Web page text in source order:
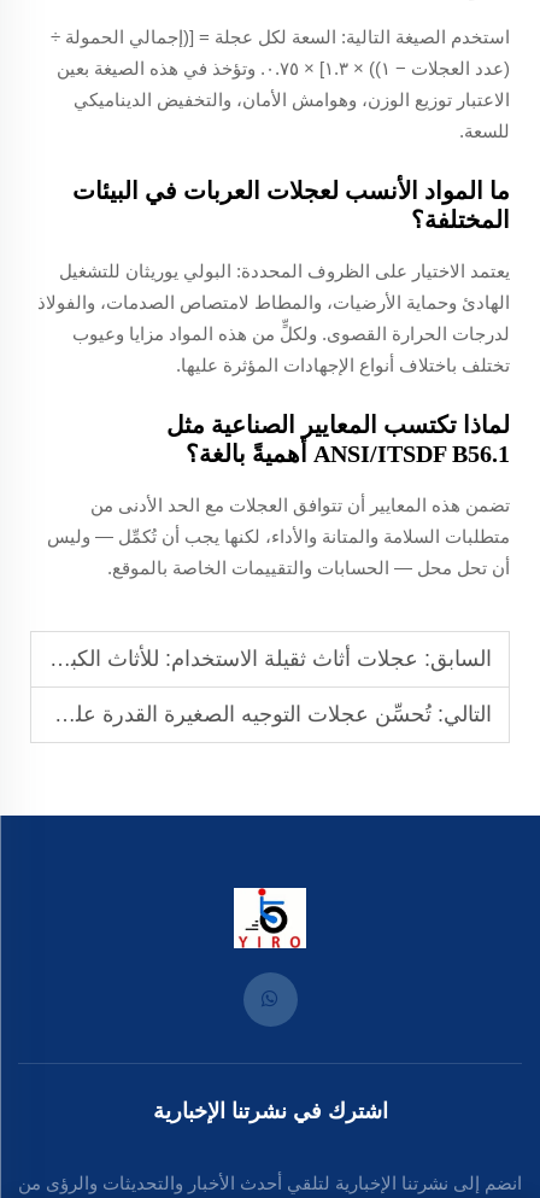
استخدم الصيغة التالية: السعة لكل عجلة = [(إجمالي الحمولة ÷
(عدد العجلات − ١)) × ١.٣] × ٠.٧٥. وتؤخذ في هذه الصيغة بعين
الاعتبار توزيع الوزن، وهوامش الأمان، والتخفيض الديناميكي
للسعة.
ما المواد الأنسب لعجلات العربات في البيئات
المختلفة؟
يعتمد الاختيار على الظروف المحددة: البولي يوريثان للتشغيل
الهادئ وحماية الأرضيات، والمطاط لامتصاص الصدمات، والفولاذ
لدرجات الحرارة القصوى. ولكلٍّ من هذه المواد مزايا وعيوب
تختلف باختلاف أنواع الإجهادات المؤثرة عليها.
لماذا تكتسب المعايير الصناعية مثل
ANSI/ITSDF B56.1 أهميةً بالغة؟
تضمن هذه المعايير أن تتوافق العجلات مع الحد الأدنى من
متطلبات السلامة والمتانة والأداء، لكنها يجب أن تُكمِّل — وليس
أن تحل محل — الحسابات والتقييمات الخاصة بالموقع.
السابق: عجلات أثاث ثقيلة الاستخدام: للأثاث الكبير والضخم
التالي: تُحسِّن عجلات التوجيه الصغيرة القدرة على الحركة وتحمي أرضيات الخشب الصلب عند تصنيعها بطبقة سطحية ناعمة من البولي يوريثان.
اشترك في نشرتنا الإخبارية
انضم إلى نشرتنا الإخبارية لتلقي أحدث الأخبار والتحديثات والرؤى من